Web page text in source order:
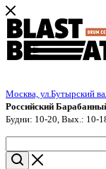
Москва, ул.Бутырский
Российский
Будни: 10-20, Вых.: 10-